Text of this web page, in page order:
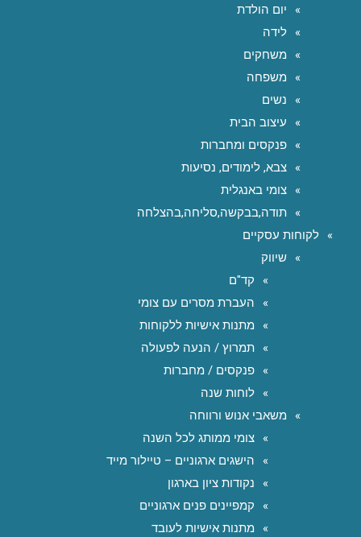
יום הולדת
לידה
משחקים
משפחה
נשים
עיצוב הבית
פנקסים ומחברות
צבא, לימודים, נסיעות
צומי באנגלית
תודה,בבקשה,סליחה,בהצלחה
לקוחות עסקיים
שיווק
קד"ם
העברת מסרים עם צומי
מתנות אישיות ללקוחות
תמרוץ / הנעה לפעולה
פנקסים / מחברות
לוחות שנה
משאבי אנוש ורווחה
צומי ממותג לכל השנה
הישגים ארגוניים – טיילור מייד
נקודות ציון בארגון
קמפיינים פנים ארגוניים
מתנות אישיות לעובד